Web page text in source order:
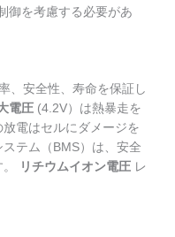
御を考慮する必要があ
、安全性、寿命を保証し
電圧 (4.2V）は熱暴走を
電はセルにダメージを
テム（BMS）は、安全
リチウムイオン電圧 レ